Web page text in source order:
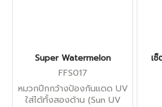
Super Watermelon
FFS017
หมวกปีกกว้างป้องกันแดด UV
ใส่ได้ทั้งสองด้าน (Sun UV
เ